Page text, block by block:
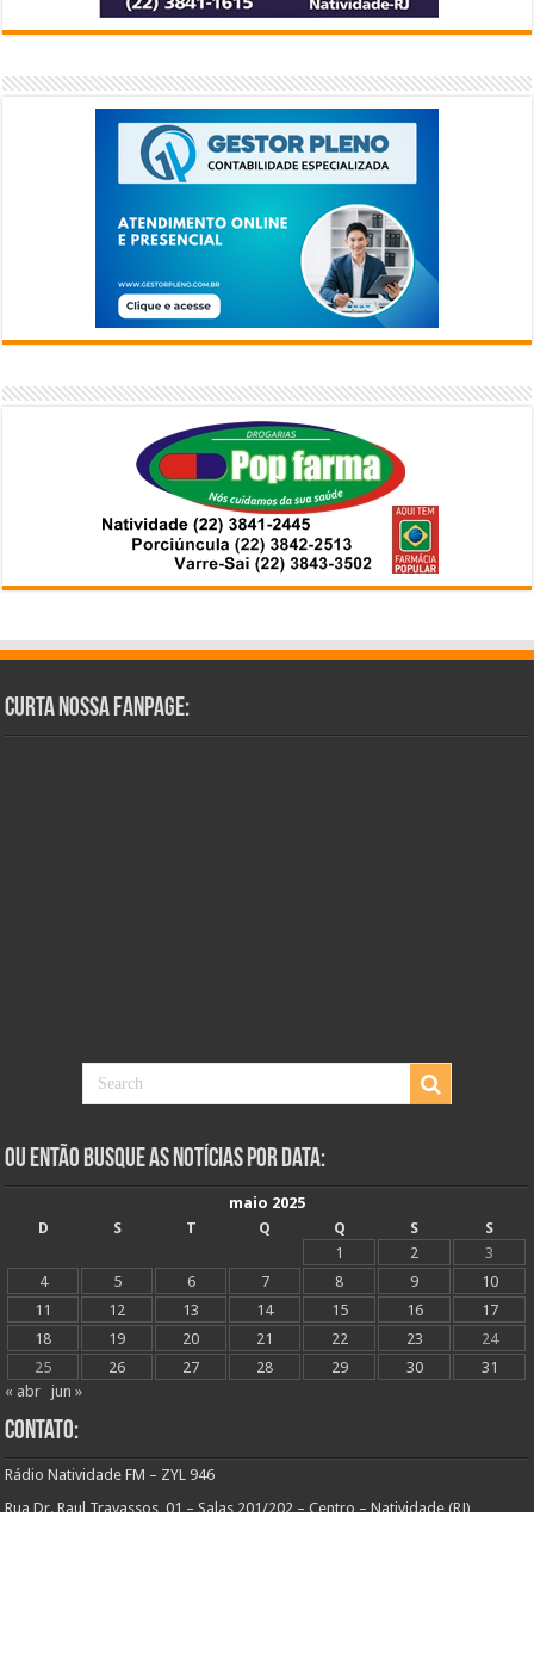
Curta Nossa Fanpage:
Ou Então Busque as Notícias Por Data:
maio 2025
D
S T Q Q S
S
1
2
3
4
5 6 7 8 9
10
11
12 13 14 15 16
17
18
19 20 21 22 23
24
25
26 27 28 29 30
31
« abr
jun »
Contato:
Rádio Natividade FM – ZYL 946
Rua Dr. Raul Travassos, 01 – Salas 201/202 – Centro – Natividade (RJ)